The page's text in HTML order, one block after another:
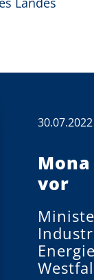
30.07.2022
vor